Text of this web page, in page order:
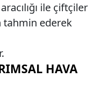
aracılığı ile çiftçiler
tahmin ederek
HAVA